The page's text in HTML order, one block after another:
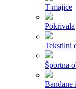
T-majice
Pokrivala
Tekstilni
Športna
Bandane